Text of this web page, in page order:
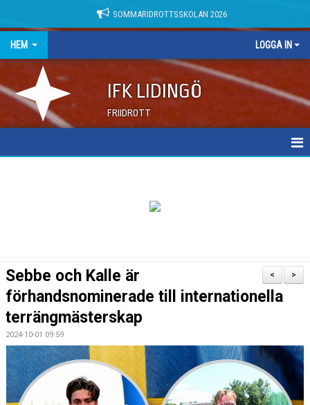
SOMMARIDROTTSSKOLAN 2026
HEM LOGGA IN
IFK LIDINGÖ
FRIIDROTT
>
<
Sebbe och Kalle är
förhandsnominerade till internationella
terrängmästerskap
2024-10-01 09:59